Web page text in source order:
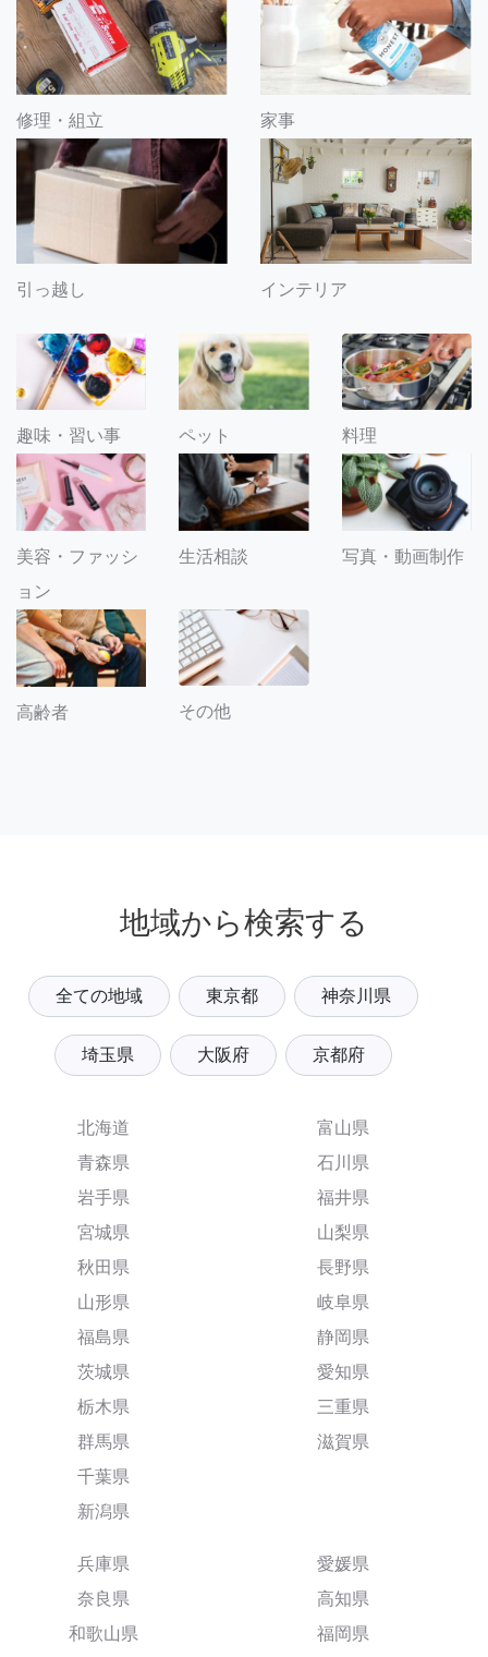
修理・組立 家事
引っ越し インテリア
趣味・習い事 ペット 料理
美容・ファッシ
ョン
生活相談 写真・動画制作
高齢者 その他
地域から検索する
全ての地域 東京都 神奈川県
埼玉県 大阪府 京都府
北海道
青森県
岩手県
宮城県
秋田県
山形県
福島県
茨城県
栃木県
群馬県
千葉県
新潟県
富山県
石川県
福井県
山梨県
長野県
岐阜県
静岡県
愛知県
三重県
滋賀県
兵庫県
奈良県
和歌山県
愛媛県
高知県
福岡県